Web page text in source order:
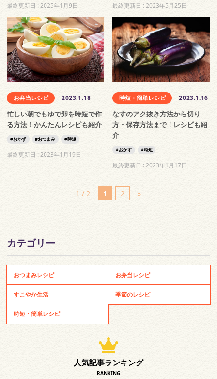
最終更新日 : 2025年1月9日 最終更新日 :2023年5月25日
お弁当レシピ 2023.1.18
忙しい朝でもゆで卵を時短で作
る方法！かんたんレシピも紹介
おかず おつまみ 時短
最終更新日 :2023年1月19日
時短・簡単レシピ 2023.1.16
なすのアク抜き方法から切り
方・保存方法まで！レシピも紹
介
おかず 時短
最終更新日 :2023年1月17日
1 / 2 1 2 »
カテゴリー
おつまみレシピ お弁当レシピ
すこやか生活 季節のレシピ
時短・簡単レシピ
人気記事ランキング
RANKING